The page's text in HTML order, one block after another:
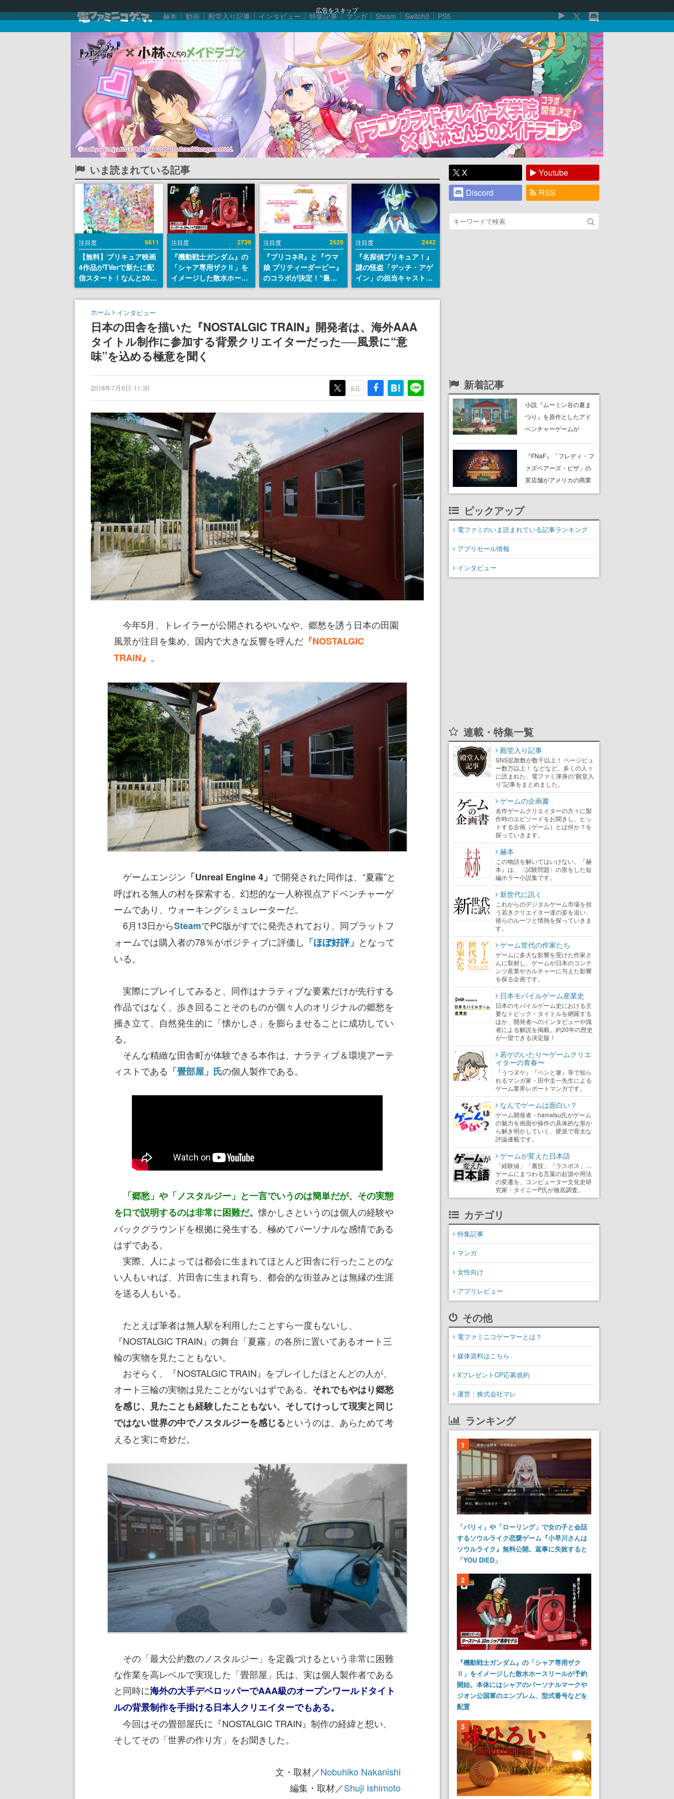
広告をスキップ
赫本 動画 殿堂入り記事 インタビュー 特集記事 マンガ Steam Switch2 PS5
いま読まれている記事
注目度 6611
【無料】プリキュア映画
4作品がTVerで新たに配
信スタート！なんと2018
年～2024年の映画ほぼす
べてが見放題に、ぶっち
ゃけありえないラインナ
ップ
注目度 2739
『機動戦士ガンダム』の
「シャア専用ザクⅡ」を
イメージした散水ホース
リールが予約開始。本体
にはシャアのパーソナル
エンブレム、型式番号な
どを配置
注目度 2629
『プリコネR』と『ウマ
娘 プリティーダービー』
のコラボが決定！“最大
170連無料”の8.5周年キ
ャンペーンなども発表
注目度 2442
『名探偵プリキュア！』
謎の怪盗「デッチ・アゲ
イン」の担当キャストは
天﨑滉平さんと判明。
『Re:ゼロから始める異
『ヒプノシスマイク』山
田三郎役など
ホーム インタビュー
日本の田舎を描いた『NOSTALGIC TRAIN』開発者は、海外AAA
タイトル制作に参加する背景クリエイターだった──風景に“意
味”を込める極意を聞く
2018年7月6日 11:30 反応
今年5月、トレイラーが公開されるやいなや、郷愁を誘う日本の田園
風景が注目を集め、国内で大きな反響を呼んだ 『NOSTALGIC
TRAIN』 。
ゲームエンジン 「Unreal Engine 4」 で開発された同作は、“夏霧”と
呼ばれる無人の村を探索する、幻想的な一人称視点アドベンチャーゲ
ームであり、ウォーキングシミュレーターだ。
6月13日からSteamでPC版がすでに発売されており、同プラットフ
ォームでは購入者の78％がポジティブに評価し 「ほぼ好評」 となって
いる。
実際にプレイしてみると、同作はナラティブな要素だけが先行する
作品ではなく、歩き回ることそのものが個々人のオリジナルの郷愁を
掻き立て、自然発生的に「懐かしさ」を膨らませることに成功してい
る。
そんな精緻な田舎町が体験できる本作は、ナラティブ＆環境アーテ
ィストである 「畳部屋」氏の個人製作である。
「郷愁」や「ノスタルジー」と一言でいうのは簡単だが、その実態
を口で説明するのは非常に困難だ。懐かしさというのは個人の経験や
バックグラウンドを根拠に発生する、極めてパーソナルな感情である
はずである。
実際、人によっては都会に生まれてほとんど田舎に行ったことのな
い人もいれば、片田舎に生まれ育ち、都会的な街並みとは無縁の生涯
を送る人もいる。
たとえば筆者は無人駅を利用したことすら一度もないし、
『NOSTALGIC TRAIN』の舞台「夏霧」の各所に置いてあるオート三
輪の実物を見たこともない。
おそらく、『NOSTALGIC TRAIN』をプレイしたほとんどの人が、
オート三輪の実物は見たことがないはずである。 それでもやはり郷愁
を感じ、見たことも経験したこともない、そしてけっして現実と同じ
ではない世界の中でノスタルジーを感じるというのは、あらためて考
えると実に奇妙だ。
その「最大公約数のノスタルジー」を定義づけるという非常に困難
な作業を高レベルで実現した「畳部屋」氏は、実は個人製作者である
と同時に海外の大手デベロッパーでAAA級のオープンワールドタイト
ルの背景制作を手掛ける日本人クリエイターでもある。
今回はその畳部屋氏に『NOSTALGIC TRAIN』制作の経緯と想い、
そしてその「世界の作り方」をお聞きした。
文・取材／Nobuhiko Nakanishi
編集・取材／Shuji Ishimoto
X
Youtube
Discord
RSS
新着記事
小説『ムーミン谷の夏ま
つり』を原作としたアド
ベンチャーゲームが
PC（Steam）向けに2026
年秋発売へ。手描きアー
トの雰囲気が良すぎる最
『FNaF』「フレディ・フ
ァズベアーズ・ピザ」の
実店舗がアメリカの商業
施設「American Dream」
発、食事だけでなくステ
ージショーや没入型のホ
ピックアップ
電ファミのいま読まれている記事ランキング
アプリセール情報
インタビュー
連載・特集一覧
殿堂入り記事
SNS拡散数が数千以上！ ページビュ
ー数万以上！ などなど。多くの人々
に読まれた、電ファミ渾身の“殿堂入
り”記事をまとめました。
ゲームの企画書
名作ゲームクリエイターの方々に製
作時のエピソードをお聞きし、ヒッ
トする企画（ゲーム）とは何か？を
探っていきます。
赫本
この物語を解いてはいけない。『赫
本』は、〈試験問題〉の形をした短
編ホラー小説集です。
新世代に訊く
これからのデジタルゲーム市場を担
う若きクリエイター達の姿を追い、
彼らのルーツと情熱を探っていきま
す。
ゲーム世代の作家たち
ゲームに多大な影響を受けた作家さ
んに取材し、ゲームが日本のコンテ
ンツ産業やカルチャーに与えた影響
を探る企画です。
日本モバイルゲーム産業史
日本のモバイルゲーム史における主
要なトピック・タイトルを網羅する
ほか、開発者へのインタビューや識
者による解説を掲載。約20年の歴史
が一望できる決定版！
若ゲのいたり〜ゲームクリエ
イターの青春〜
『うつヌケ』『ペンと箸』等で知ら
れるマンガ家・田中圭一先生による
ゲーム業界レポートマンガです。
なんでゲームは面白い？
ゲーム開発者・hamatsu氏がゲーム
の魅力を画面や操作の具体的な形か
ら解き明かしていく、硬派で骨太な
評論連載です。
ゲームが変えた日本語
「経験値」「裏技」「ラスボス」…
ゲームにまつわる言葉の起源や用法
の変遷を、コンピューター文化史研
究家・タイニーP氏が徹底調査。
カテゴリ
特集記事
マンガ
女性向け
アプリレビュー
その他
電ファミニコゲーマーとは？
媒体資料はこちら
XプレゼントCP応募規約
運営：株式会社マレ
ランキング
1
「パリィ」や「ローリング」で女の子と会話
するソウルライク恋愛ゲーム『小早川さんは
ソウルライク』無料公開。返事に失敗すると
「YOU DIED」
2
『機動戦士ガンダム』の「シャア専用ザク
Ⅱ」をイメージした散水ホースリールが予約
開始。本体にはシャアのパーソナルマークや
ジオン公国軍のエンブレム、型式番号などを
配置
3